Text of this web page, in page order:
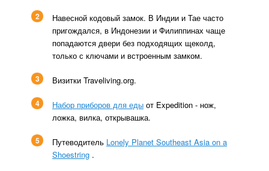
Навесной кодовый замок. В Индии и Тае часто
пригождался, в Индонезии и Филиппинах чаще
попадаются двери без подходящих щеколд,
только с ключами и встроенным замком.
2
Визитки Traveliving.org.
3
Набор приборов для еды от Expedition - нож,
ложка, вилка, открывашка.
4
Путеводитель Lonely Planet Southeast Asia on a
Shoestring .
5